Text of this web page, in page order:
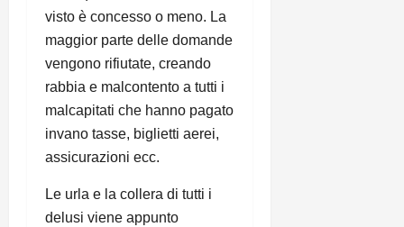
visto è concesso o meno. La
maggior parte delle domande
vengono rifiutate, creando
rabbia e malcontento a tutti i
malcapitati che hanno pagato
invano tasse, biglietti aerei,
assicurazioni ecc.
Le urla e la collera di tutti i
delusi viene appunto